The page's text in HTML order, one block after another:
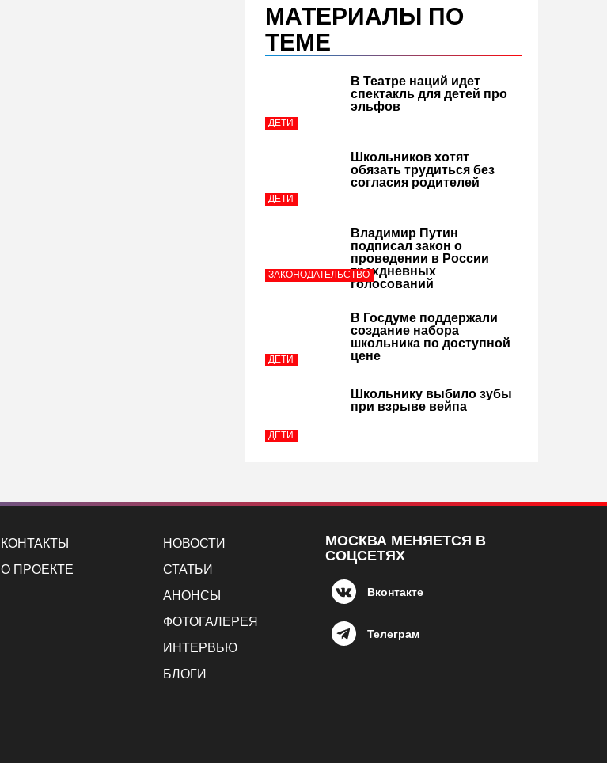
МАТЕРИАЛЫ ПО
ТЕМЕ
ДЕТИ
В Театре наций идет
спектакль для детей про
эльфов
ДЕТИ
Школьников хотят
обязать трудиться без
согласия родителей
ЗАКОНОДАТЕЛЬСТВО
Владимир Путин
подписал закон о
проведении в России
трехдневных
голосований
ДЕТИ
В Госдуме поддержали
создание набора
школьника по доступной
цене
ДЕТИ
Школьнику выбило зубы
при взрыве вейпа
КОНТАКТЫ
О ПРОЕКТЕ
НОВОСТИ
СТАТЬИ
АНОНСЫ
ФОТОГАЛЕРЕЯ
ИНТЕРВЬЮ
БЛОГИ
МОСКВА МЕНЯЕТСЯ В
СОЦСЕТЯХ
Вконтакте
Телеграм